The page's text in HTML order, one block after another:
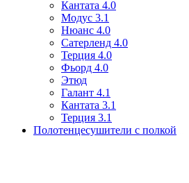
Кантата 4.0
Модус 3.1
Нюанс 4.0
Сатерленд 4.0
Терция 4.0
Фьорд 4.0
Этюд
Галант 4.1
Кантата 3.1
Терция 3.1
Полотенцесушители с полкой